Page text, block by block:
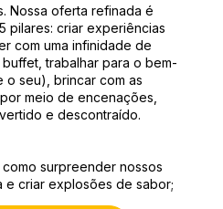
Nossa oferta refinada é
pilares: criar experiências
com uma infinidade de
trabalhar para o bem-
o seu), brincar com as
meio de encenações,
e descontraído.
surpreender nossos
e criar explosões de sabor;